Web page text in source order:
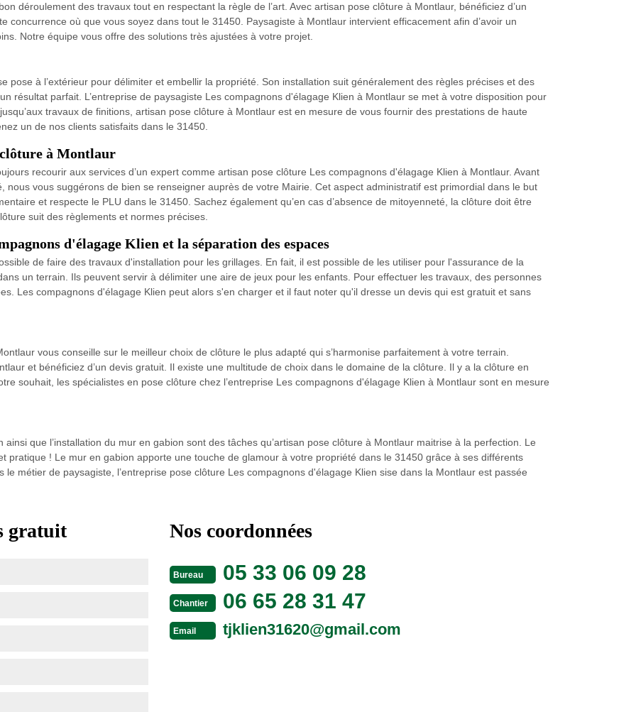
déroulement des travaux tout en respectant la règle de l’art. Avec artisan pose clôture à Montlaur, bénéficiez d’un
concurrence où que vous soyez dans tout le 31450. Paysagiste à Montlaur intervient efficacement afin d’avoir un
Notre équipe vous offre des solutions très ajustées à votre projet.
pose à l’extérieur pour délimiter et embellir la propriété. Son installation suit généralement des règles précises et des
résultat parfait. L’entreprise de paysagiste Les compagnons d'élagage Klien à Montlaur se met à votre disposition pour
travaux de finitions, artisan pose clôture à Montlaur est en mesure de vous fournir des prestations de haute
un de nos clients satisfaits dans le 31450.
clôture à Montlaur
recourir aux services d’un expert comme artisan pose clôture Les compagnons d'élagage Klien à Montlaur. Avant
nous vous suggérons de bien se renseigner auprès de votre Mairie. Cet aspect administratif est primordial dans le but
et respecte le PLU dans le 31450. Sachez également qu’en cas d’absence de mitoyenneté, la clôture doit être
suit des règlements et normes précises.
d'élagage Klien et la séparation des espaces
de faire des travaux d'installation pour les grillages. En fait, il est possible de les utiliser pour l'assurance de la
un terrain. Ils peuvent servir à délimiter une aire de jeux pour les enfants. Pour effectuer les travaux, des personnes
Les compagnons d'élagage Klien peut alors s'en charger et il faut noter qu'il dresse un devis qui est gratuit et sans
vous conseille sur le meilleur choix de clôture le plus adapté qui s’harmonise parfaitement à votre terrain.
et bénéficiez d’un devis gratuit. Il existe une multitude de choix dans le domaine de la clôture. Il y a la clôture en
souhait, les spécialistes en pose clôture chez l’entreprise Les compagnons d'élagage Klien à Montlaur sont en mesure
que l’installation du mur en gabion sont des tâches qu’artisan pose clôture à Montlaur maitrise à la perfection. Le
pratique ! Le mur en gabion apporte une touche de glamour à votre propriété dans le 31450 grâce à ses différents
le métier de paysagiste, l’entreprise pose clôture Les compagnons d'élagage Klien sise dans la Montlaur est passée
gratuit Nos coordonnées
Bureau 05 33 06 09 28
Chantier 06 65 28 31 47
Email tjklien31620@gmail.com